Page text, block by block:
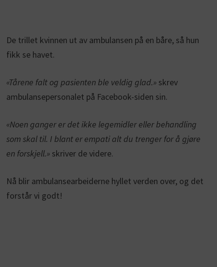
De trillet kvinnen ut av ambulansen på en båre, så hun
fikk se havet.
«Tårene falt og pasienten ble veldig glad.»skrev
ambulansepersonalet på Facebook-siden sin.
«Noen ganger er det ikke legemidler eller behandling
som skal til. I blant er empati alt du trenger for å gjøre
en forskjell.»skriver de videre.
Nå blir ambulansearbeiderne hyllet verden over, og det
forstår vi godt!